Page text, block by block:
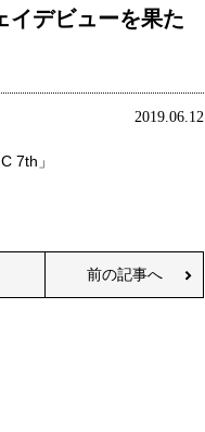
イデビューを果た
2019.06.12
7th」
前の記事へ